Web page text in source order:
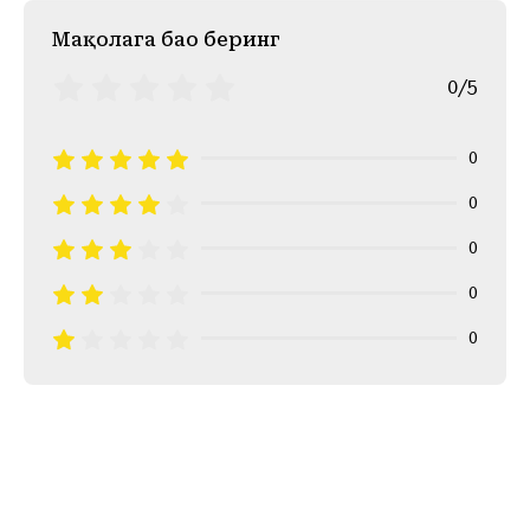
Mақолага баҳо беринг
0/5
0
0
0
0
0